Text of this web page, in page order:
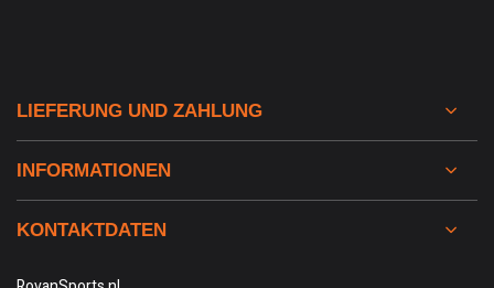
LIEFERUNG UND ZAHLUNG
INFORMATIONEN
KONTAKTDATEN